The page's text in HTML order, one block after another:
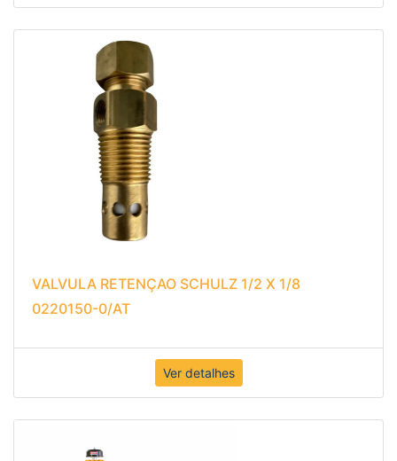
VALVULA RETENÇAO SCHULZ 1/2 X 1/8
0220150-0/AT
Ver detalhes